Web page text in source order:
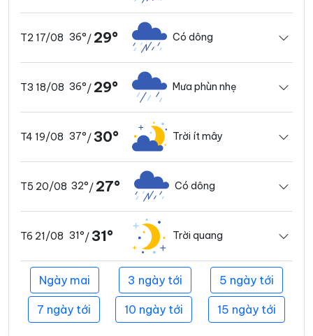
T2 17/08 36°/ 29° Có dông
T3 18/08 36°/ 29° Mưa phùn nhẹ
T4 19/08 37°/30° Trời ít mây
T5 20/08 32°/ 27° Có dông
T6 21/08 31°/31° Trời quang
Ngày mai 3 ngày tới 5 ngày tới
7 ngày tới 10 ngày tới 15 ngày tới